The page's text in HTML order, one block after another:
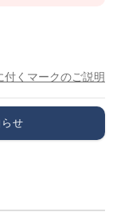
付くマークのご説明
せ